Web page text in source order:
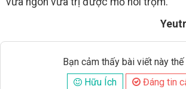
Bạn cảm thấy bài viết này thế
Hữu Ích
Đáng tin